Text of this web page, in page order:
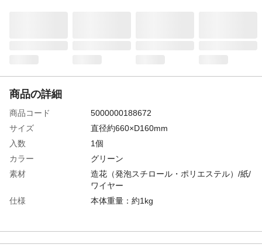
商品の詳細
商品コード
5000000188672
サイズ
直径約660×D160mm
入数
1個
カラー
グリーン
素材
造花（発泡スチロール・ポリエステル）/紙/
ワイヤー
仕様
本体重量：約1kg
ご注意
■手作りの為、多少のサイズ違い・ゆがみ、
色ムラが発生する場合がございます。■ワイ